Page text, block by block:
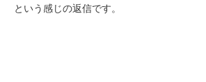
という感じの返信です。